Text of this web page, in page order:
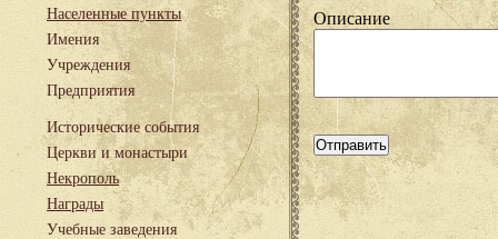
Населенные пункты
Имения
Учреждения
Предприятия
Исторические события
Церкви и монастыри
Некрополь
Награды
Учебные заведения
Описание